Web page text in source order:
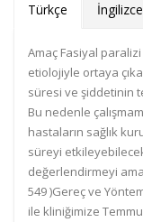
Türkçe İngilizce
Amaç Fasiyal
etiolojiyle ortaya
süresi ve şiddetinin
Bu nedenle
hastaların sağlık
süreyi
değerlendirmeyi
549 )Gereç ve
ile kliniğimize